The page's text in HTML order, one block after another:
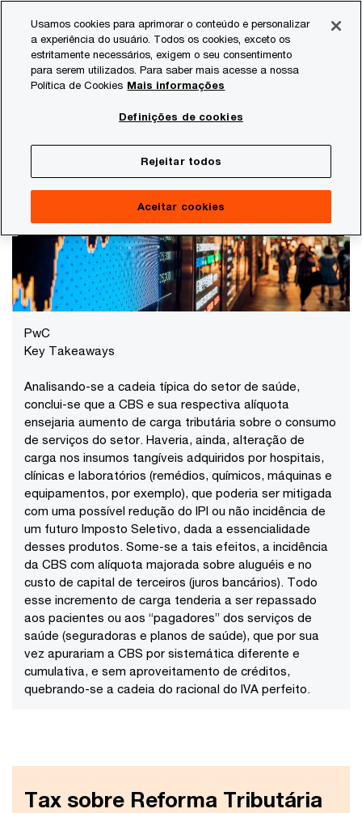
content
footer
Temas atuais
Webcast Reforma Tributária e o Setor de Saúde
realizado em 27 de agosto de 2020
PwC
Key Takeaways
Analisando-se a cadeia típica do setor de saúde,
conclui-se que a CBS e sua respectiva alíquota
ensejaria aumento de carga tributária sobre o consumo
de serviços do setor. Haveria, ainda, alteração de
carga nos insumos tangíveis adquiridos por hospitais,
clínicas e laboratórios (remédios, químicos, máquinas e
equipamentos, por exemplo), que poderia ser mitigada
com uma possível redução do IPI ou não incidência de
um futuro Imposto Seletivo, dada a essencialidade
desses produtos. Some-se a tais efeitos, a incidência
da CBS com alíquota majorada sobre aluguéis e no
custo de capital de terceiros (juros bancários). Todo
esse incremento de carga tenderia a ser repassado
aos pacientes ou aos “pagadores” dos serviços de
saúde (seguradoras e planos de saúde), que por sua
vez apurariam a CBS por sistemática diferente e
cumulativa, e sem aproveitamento de créditos,
quebrando-se a cadeia do racional do IVA perfeito.
Tax sobre Reforma Tributária
Usamos cookies para aprimorar o conteúdo e personalizar
a experiência do usuário. Todos os cookies, exceto os
estritamente necessários, exigem o seu consentimento
para serem utilizados. Para saber mais acesse a nossa
Política de Cookies Mais informações
Definições de cookies
Rejeitar todos
Aceitar cookies